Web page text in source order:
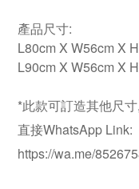
產品尺寸:
L80cm X W56cm X
L90cm X W56cm X
*此款可訂造其他尺
直接WhatsApp Link:
https://wa.me/